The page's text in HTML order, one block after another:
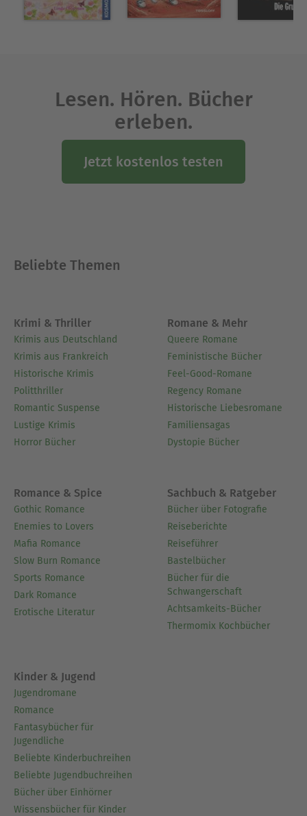
Lesen. Hören. Bücher
erleben.
Jetzt kostenlos testen
Beliebte Themen
Krimi & Thriller
Krimis aus Deutschland
Krimis aus Frankreich
Historische Krimis
Politthriller
Romantic Suspense
Lustige Krimis
Horror Bücher
Romane & Mehr
Queere Romane
Feministische Bücher
Feel-Good-Romane
Regency Romane
Historische Liebesromane
Familiensagas
Dystopie Bücher
Romance & Spice
Gothic Romance
Enemies to Lovers
Mafia Romance
Slow Burn Romance
Sports Romance
Dark Romance
Erotische Literatur
Sachbuch & Ratgeber
Bücher über Fotografie
Reiseberichte
Reiseführer
Bastelbücher
Bücher für die
Schwangerschaft
Achtsamkeits-Bücher
Thermomix Kochbücher
Kinder & Jugend
Jugendromane
Romance
Fantasybücher für
Jugendliche
Beliebte Kinderbuchreihen
Beliebte Jugendbuchreihen
Bücher über Einhörner
Wissensbücher für Kinder